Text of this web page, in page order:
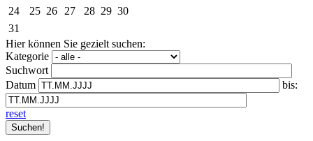
24
25 26 27 28 29 30
31
Hier können Sie gezielt suchen:
Kategorie
Suchwort
Datum
bis:
reset